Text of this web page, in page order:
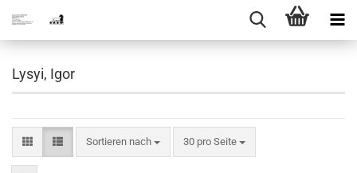
Lysyi, Igor
Sortieren nach
Sortieren nach 30 pro Seite
pro Seite